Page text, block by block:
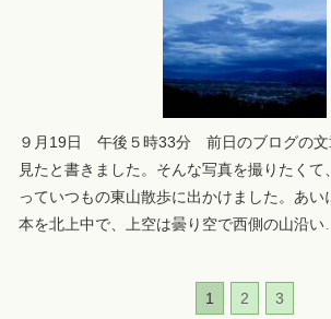
９月19日 午後５時33分 前日のブログの文
見たと書きました。そんな写真を撮りたく
っていつもの東山散歩に出かけました。あい
本を北上中で、上空は曇り空で西側の山沿い
1 2 3